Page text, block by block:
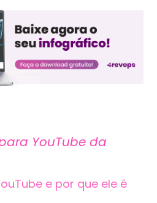
YouTube da
e por que ele é